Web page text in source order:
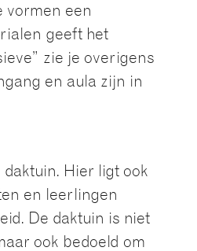
vormen een
geeft het
zie je overigens
en aula zijn in
Hier ligt ook
en leerlingen
De daktuin is niet
ook bedoeld om